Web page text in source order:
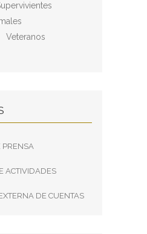
Veteranos
PRENSA
ACTIVIDADES
DE CUENTAS